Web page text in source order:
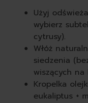
Użyj
wybierz
cytrusy).
Włóż
siedzenia
wiszących na
Kropelka
eukaliptus +